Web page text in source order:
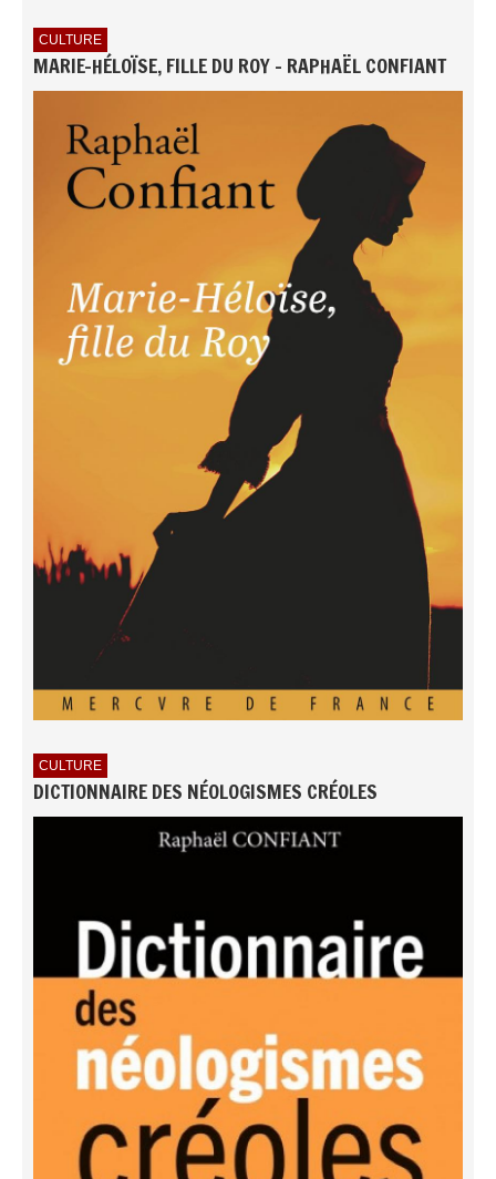
CULTURE
MARIE-HÉLOÏSE, FILLE DU ROY - RAPHAËL CONFIANT
CULTURE
DICTIONNAIRE DES NÉOLOGISMES CRÉOLES